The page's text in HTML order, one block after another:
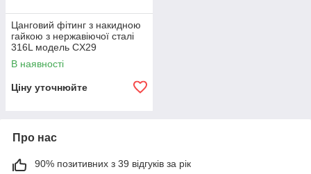
Цанговий фітинг з накидною
гайкою з нержавіючої сталі
316L модель CX29
В наявності
Ціну уточнюйте
Про нас
90% позитивних з 39 відгуків за рік